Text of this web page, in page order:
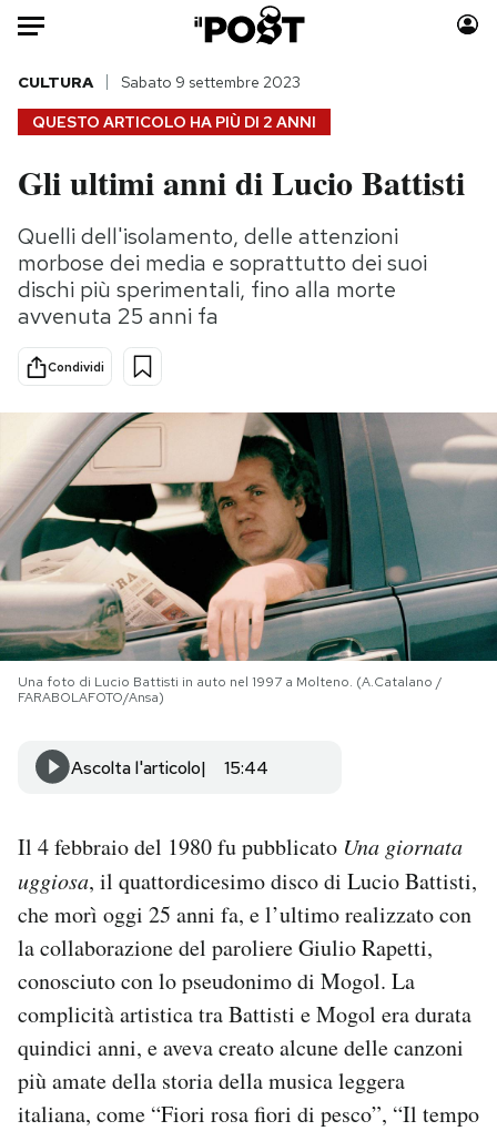
Auto
HOME
Italia
Politica
Tecnologia
Internet
Scienza
Cultura
Economia
Sport
Moda
Consumismi
Storie/Idee
Altrecose
Mondiali calcio 2026
PODCAST
NEWSLETTER
I MIEI PREFERITI
SHOP
AREA PERSONALE
Area Personale
Newsletter
Notifiche mobile
Regala il Post
QUESTO ARTICOLO HA PIÙ DI 2 ANNI
CULTURA Sabato 9 settembre 2023
Gli ultimi anni di Lucio Battisti
Quelli dell'isolamento, delle attenzioni
morbose dei media e soprattutto dei suoi
dischi più sperimentali, fino alla morte
avvenuta 25 anni fa
Condividi
Una foto di Lucio Battisti in auto nel 1997 a Molteno. (A.Catalano /
FARABOLAFOTO/Ansa)
Ascolta l'articolo 15:44
Il 4 febbraio del 1980 fu pubblicato Una giornata
uggiosa, il quattordicesimo disco di Lucio Battisti,
che morì oggi 25 anni fa, e l’ultimo realizzato con
la collaborazione del paroliere Giulio Rapetti,
conosciuto con lo pseudonimo di Mogol. La
complicità artistica tra Battisti e Mogol era durata
quindici anni, e aveva creato alcune delle canzoni
più amate della storia della musica leggera
italiana, come “Fiori rosa fiori di pesco”, “Il tempo